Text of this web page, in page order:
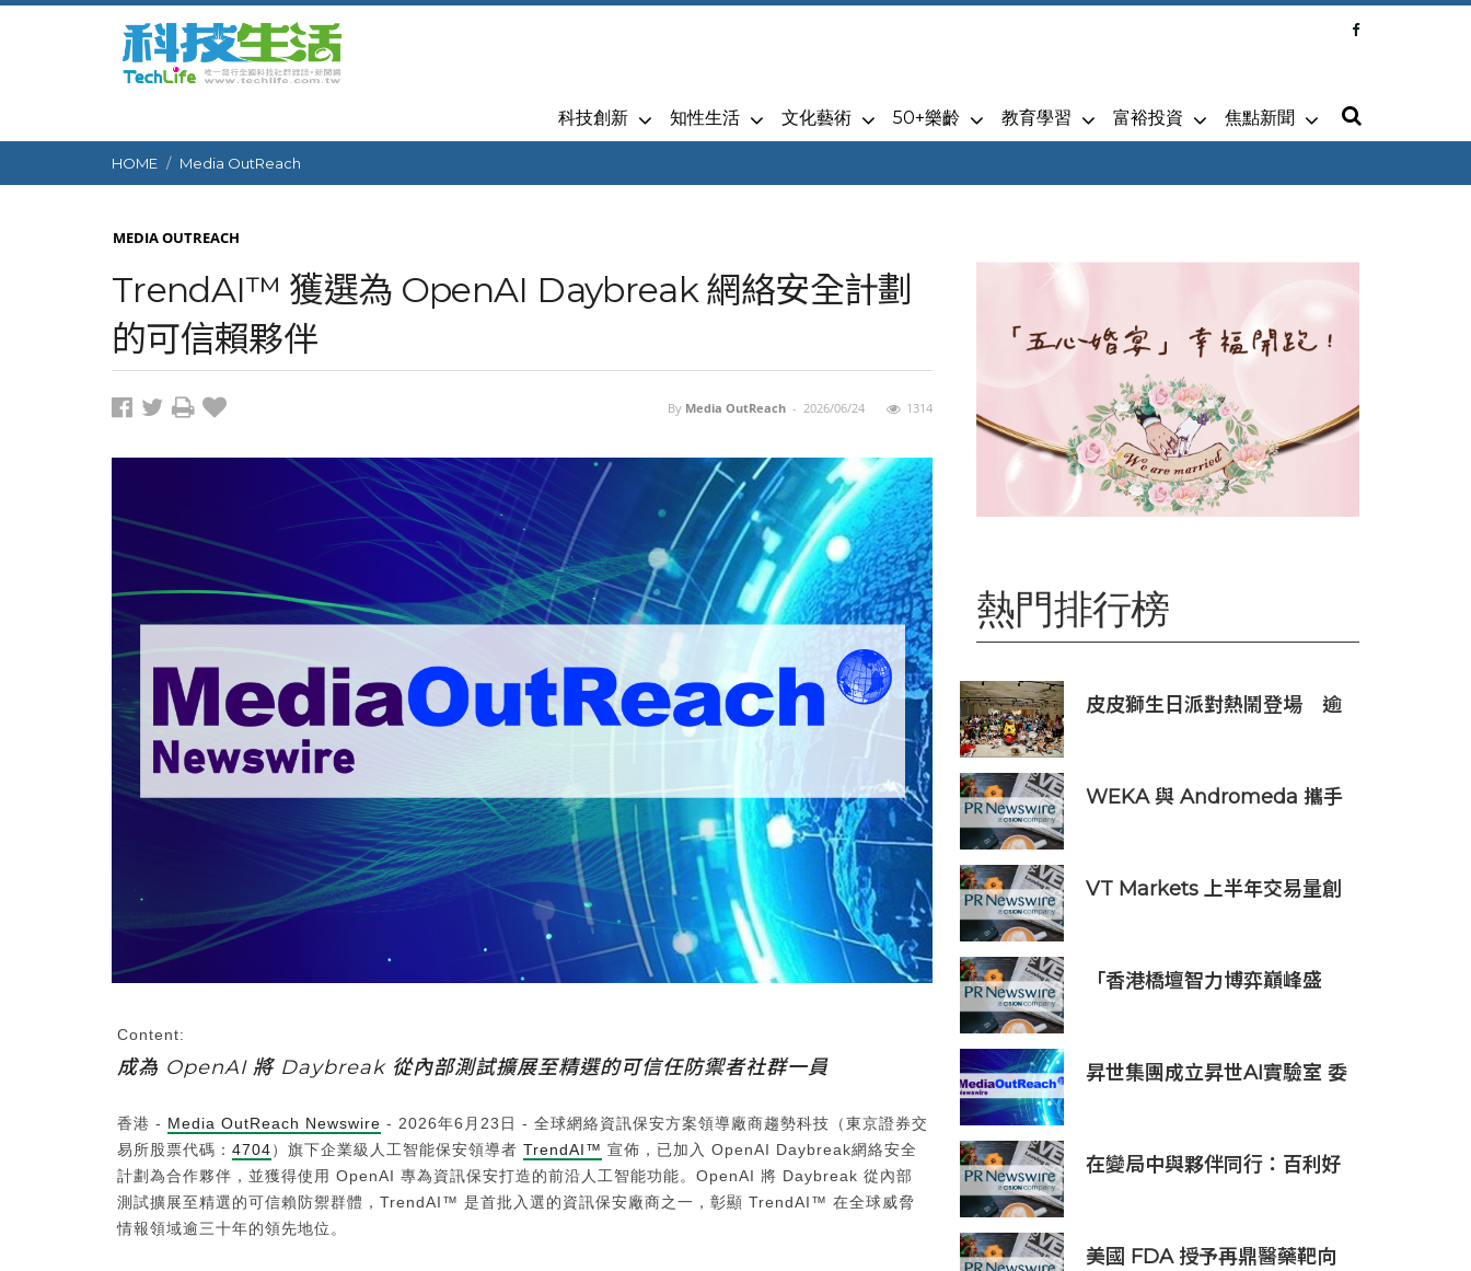
科技創新 知性生活 文化藝術 50+樂齡 教育學習 富裕投資 焦點新聞
HOME Media OutReach
MEDIA OUTREACH
TrendAI™ 獲選為 OpenAI Daybreak 網絡安全計劃
的可信賴夥伴
By Media OutReach - 2026/06/24 1314
Content:
成為 OpenAI 將 Daybreak 從內部測試擴展至精選的可信任防禦者社群一員
香港 - Media OutReach Newswire - 2026年6月23日 - 全球網絡資訊保安方案領導廠商趨勢科技（東京證券交
易所股票代碼： 4704）旗下企業級人工智能保安領導者 TrendAI™ 宣佈，已加入 OpenAI Daybreak網絡安全
計劃為合作夥伴，並獲得使用 OpenAI 專為資訊保安打造的前沿人工智能功能。OpenAI 將 Daybreak 從內部
測試擴展至精選的可信賴防禦群體，TrendAI™ 是首批入選的資訊保安廠商之一，彰顯 TrendAI™ 在全球威脅
情報領域逾三十年的領先地位。
熱門排行榜
皮皮獅生日派對熱鬧登場 逾
WEKA 與 Andromeda 攜手
VT Markets 上半年交易量創
「香港橋壇智力博弈巔峰盛
昇世集團成立昇世AI實驗室 委
在變局中與夥伴同行：百利好
美國 FDA 授予再鼎醫藥靶向